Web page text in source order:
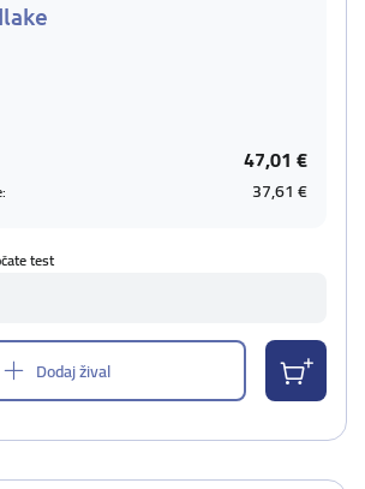
47,01 €
37,61 €
test
Dodaj žival